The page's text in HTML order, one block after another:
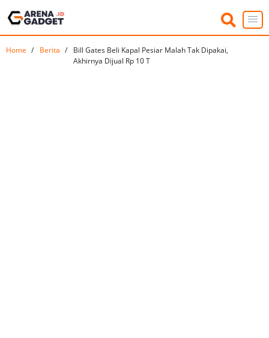
Home Berita
Bill Gates Beli Kapal Pesiar Malah Tak Dipakai,
Akhirnya Dijual Rp 10 T